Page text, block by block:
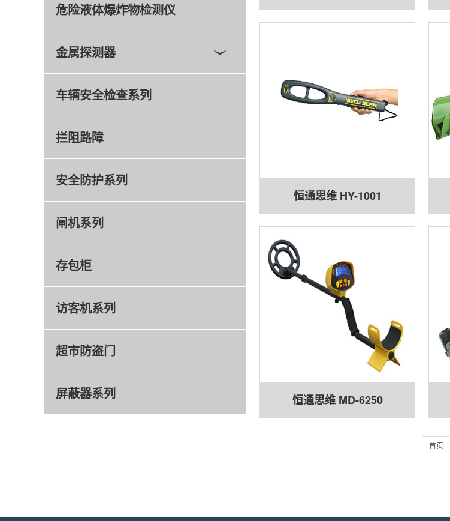
危险液体爆炸物检测仪
金属探测器
车辆安全检查系列
拦阻路障
安全防护系列
闸机系列
存包柜
访客机系列
超市防盗门
屏蔽器系列
恒通思维 HY-1001
恒通思维 MD-6250
首页